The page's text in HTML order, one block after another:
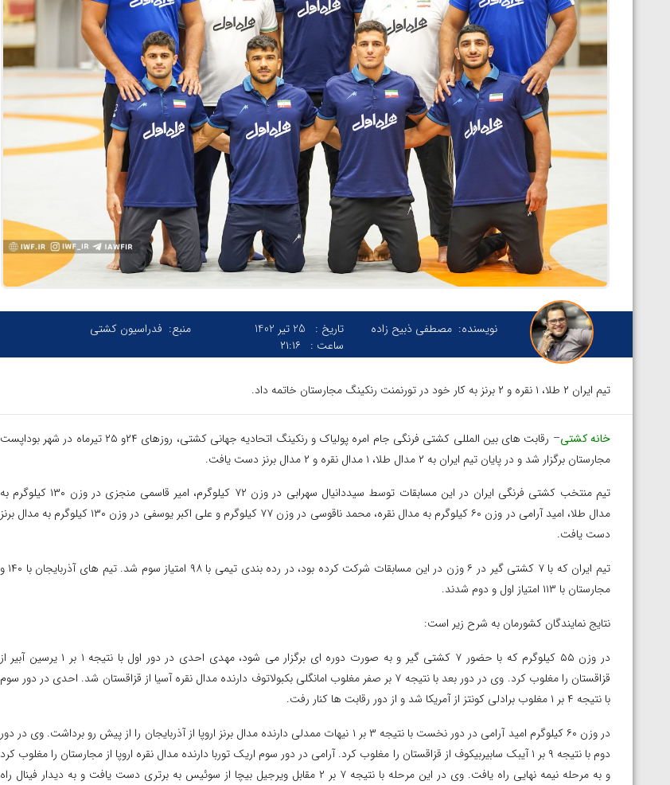
نویسنده: مصطفی ذبیح زاده تاریخ :
25 تیر 1402
ساعت :
۲۱:۱۶
منبع: فدراسیون کشتی
تیم ایران ۲ طلا، ۱ نقره و ۲ برنز به کار خود در تورنمنت رنکینگ مجارستان خاتمه داد.
خانه کشتی
– رقابت های بین المللی کشتی فرنگی جام امره پولیاک و رنکینگ اتحادیه جهانی کشتی، روزهای ۲۴و ۲۵ تیرماه در شهر بوداپست
مجارستان برگزار شد و در پایان تیم ایران به ۲ مدال طلا، ۱ مدال نقره و ۲ مدال برنز دست یافت.
تیم منتخب کشتی فرنگی ایران در این مسابقات توسط سیددانیال سهرابی در وزن ۷۲ کیلوگرم، امیر قاسمی منجزی در وزن ۱۳۰ کیلوگرم به
مدال طلا، امید آرامی در وزن ۶۰ کیلوگرم به مدال نقره، محمد ناقوسی در وزن ۷۷ کیلوگرم و علی اکبر یوسفی در وزن ۱۳۰ کیلوگرم به مدال برنز
دست یافت.
تیم ایران که با ۷ کشتی گیر در ۶ وزن در این مسابقات شرکت کرده بود، در رده بندی تیمی با ۹۸ امتیاز سوم شد. تیم های آذربایجان با ۱۴۰ و
مجارستان با ۱۱۳ امتیاز اول و دوم شدند.
نتایج نمایندگان کشورمان به شرح زیر است:
در وزن ۵۵ کیلوگرم که با حضور ۷ کشتی گیر و به صورت دوره ای برگزار می شود، مهدی احدی در دور اول با نتیجه ۱ بر ۱ یرسین آبیر از
قزاقستان را مغلوب کرد. وی در دور بعد با نتیجه ۷ بر صفر مغلوب امانگلی بکبولاتوف دارنده مدال نقره آسیا از قزاقستان شد. احدی در دور سوم
با نتیجه ۴ بر ۱ مغلوب برادلی کونتز از آمریکا شد و از دور رقابت ها کنار رفت.
در وزن ۶۰ کیلوگرم امید آرامی در دور نخست با نتیجه ۳ بر ۱ نیهات ممدلی دارنده مدال برنز اروپا از آذربایجان را از پیش رو برداشت. وی در دور
دوم با نتیجه ۹ بر ۱ آیبک سابیربیکوف از قزاقستان را مغلوب کرد. آرامی در دور سوم اریک توربا دارنده مدال نقره اروپا از مجارستان را مغلوب کرد
و به مرحله نیمه نهایی راه یافت. وی در این مرحله با نتیجه ۷ بر ۲ مقابل ویرجیل بیچا از سوئیس به برتری دست یافت و به دیدار فینال راه
امین میرزازاده
ویدیو؛ باخت امین کاویانی نژاد مقابل مالخاز آمویان از